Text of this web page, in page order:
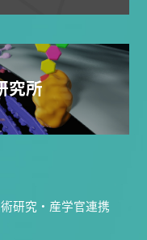
究所
研究・産学官連携